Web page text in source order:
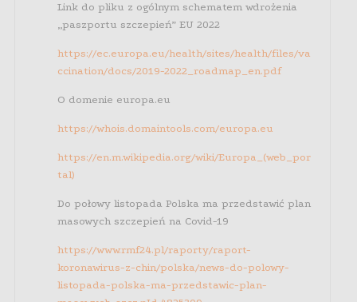
Link do pliku z ogólnym schematem wdrożenia
„paszportu szczepień” EU 2022
https://ec.europa.eu/health/sites/health/files/va
ccination/docs/2019-2022_roadmap_en.pdf
O domenie europa.eu
https://whois.domaintools.com/europa.eu
https://en.m.wikipedia.org/wiki/Europa_(web_por
tal)
Do połowy listopada Polska ma przedstawić plan
masowych szczepień na Covid-19
https://www.rmf24.pl/raporty/raport-
koronawirus-z-chin/polska/news-do-polowy-
listopada-polska-ma-przedstawic-plan-